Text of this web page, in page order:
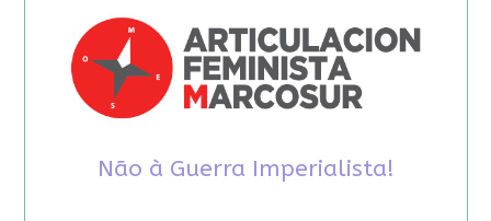
Não à Guerra Imperialista!